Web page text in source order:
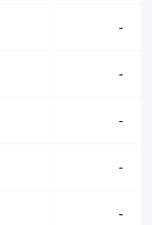
-
-
-
-
-